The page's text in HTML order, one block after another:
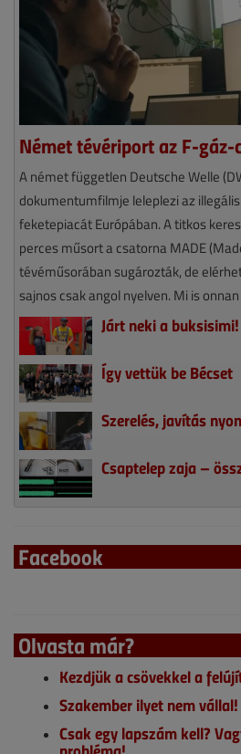
Német tévériport az F-
A német független Deutsche Welle
dokumentumfilmje leleplezi az
feketepiacát Európában. A titkos
perces műsort a csatorna MADE
tévéműsorában sugározták, de
sajnos csak angol nyelven. Mi is
Járt neki a buksisimi!
Így vettük be Bécset
Szerelés, javítás
Csaptelep zaja –
Facebook
Olvasta már?
Kezdjük a csövekkel a
Szakember ilyet nem vállal!
Csak egy lapszám kell?